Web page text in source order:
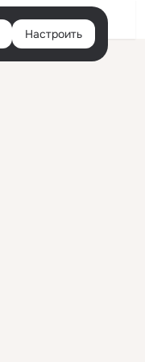
Настроить